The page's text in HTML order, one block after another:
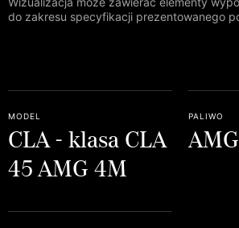
model
CLA - klasa CLA
45 AMG 4M
paliwo
AMG
do zakresu specyfikacji prezentowanego